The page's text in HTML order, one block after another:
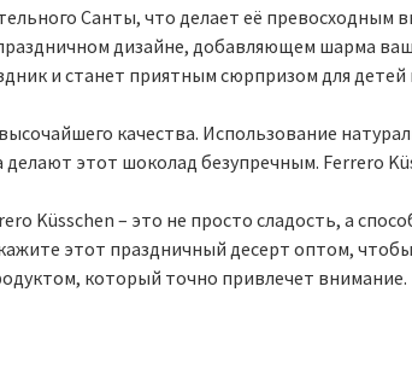
Санты, что делает её превосходным
дизайне, добавляющем шарма
и станет приятным сюрпризом для детей
качества. Использование
этот шоколад безупречным. Ferrero
Küsschen – это не просто сладость, а
этот праздничный десерт оптом,
который точно привлечет внимание.